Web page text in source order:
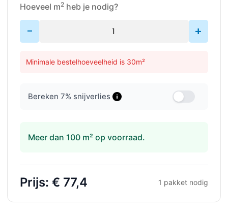
Hoeveel m2 heb je nodig?
- +
Minimale bestelhoeveelheid is 30m²
Bereken 7% snijverlies
Meer dan 100 m² op voorraad.
Prijs: € 77,4 1 pakket nodig